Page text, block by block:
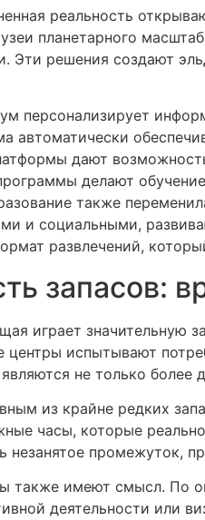
реальность
планетарного
Эти решения создают
персонализирует
автоматически
дают
делают
также
и социальными,
развлечений,
запасов:
играет значительную
центры испытывают
не только более
из крайне редких
часы, которые
незанятое промежуток,
также имеют смысл. По
деятельности или